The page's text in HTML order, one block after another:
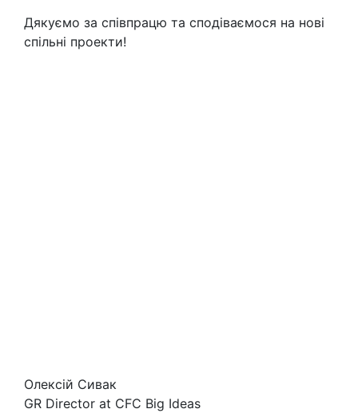
Дякуємо за співпрацю та сподіваємося на нові
спільні проекти!
Олексій Сивак
GR Director at CFC Big Ideas